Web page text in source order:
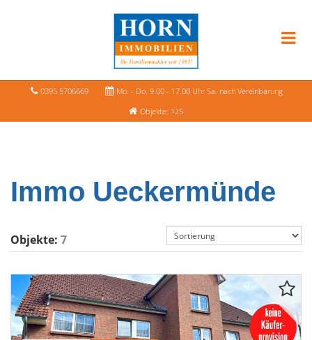
0395 5706669
Mo. - Do. 9.00 - 17.00 Uhr Sa. nach Vereinbarung
Objekte: 125
Immo Ueckermünde
Objekte: 7